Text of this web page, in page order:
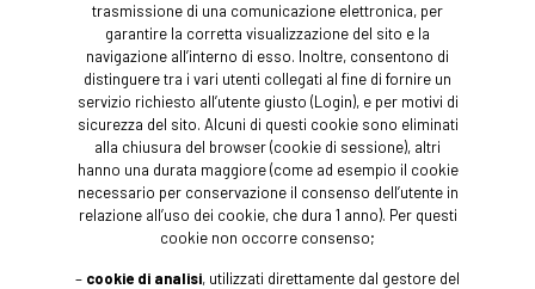
trasmissione di una comunicazione elettronica, per
garantire la corretta visualizzazione del sito e la
navigazione all’interno di esso. Inoltre, consentono di
distinguere tra i vari utenti collegati al fine di fornire un
servizio richiesto all’utente giusto (Login), e per motivi di
sicurezza del sito. Alcuni di questi cookie sono eliminati
alla chiusura del browser (cookie di sessione), altri
hanno una durata maggiore (come ad esempio il cookie
necessario per conservazione il consenso dell’utente in
relazione all’uso dei cookie, che dura 1 anno). Per questi
cookie non occorre consenso;
– cookie di analisi, utilizzati direttamente dal gestore del